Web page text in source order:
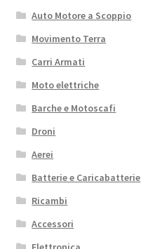
Auto Motore a Scoppio
Movimento Terra
Carri Armati
Moto elettriche
Barche e Motoscafi
Droni
Aerei
Batterie e Caricabatterie
Ricambi
Accessori